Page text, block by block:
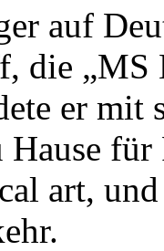
auf
die „MS
er mit
art,